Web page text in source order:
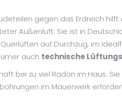
gegen das Erdreich
Außenluft. Sie ist in
Querlüften auf Durchzug, im
auch technische
bei zu viel Radon im Haus.
im Mauerwerk